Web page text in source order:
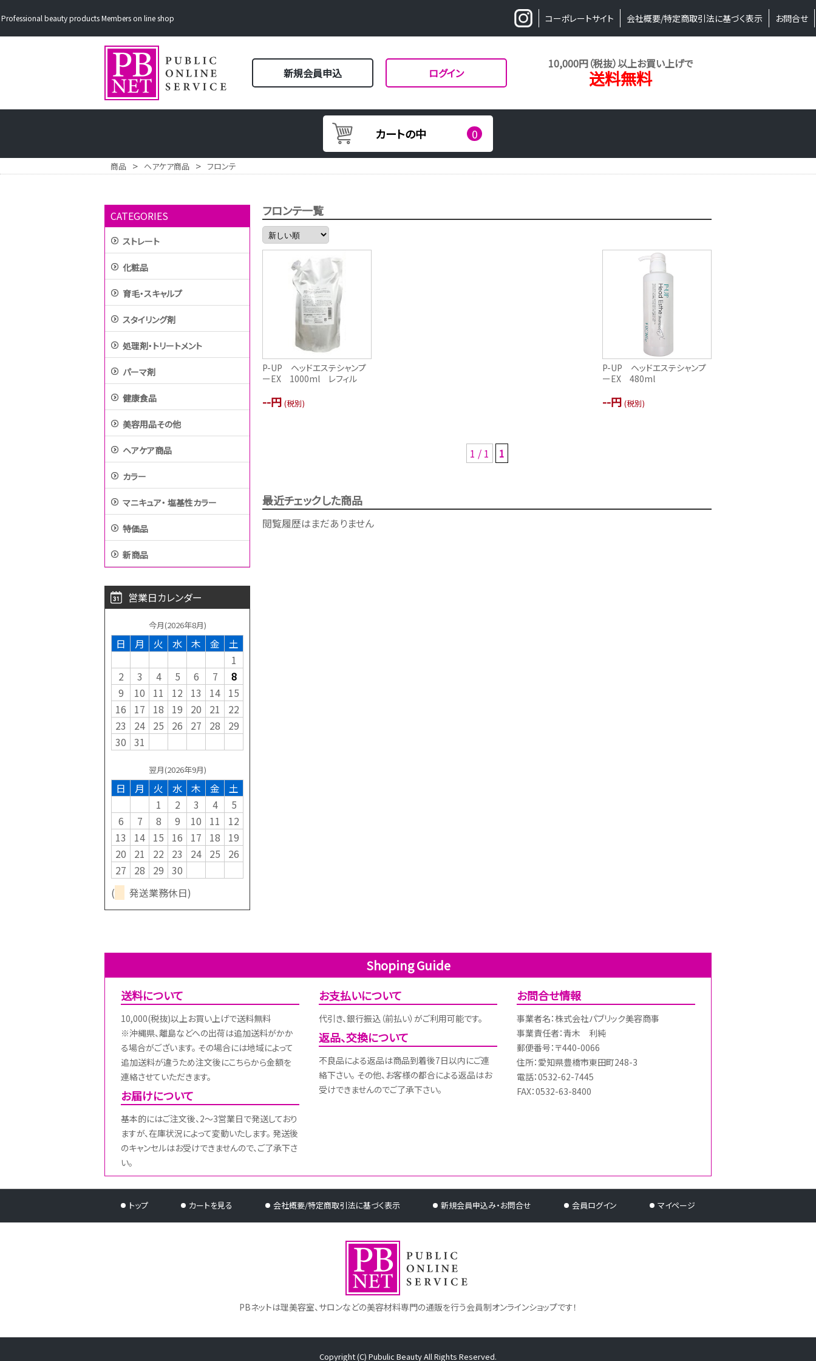
Professional beauty products Members on line shop コーポレートサイト 会社概要/特定商取引法に基づく表示 お問合せ
新規会員申込 ログイン
10,000円（税抜）以上お買い上げで
送料無料
カートの中 0
商品 > ヘアケア商品 > フロンテ
フロンテ一覧
P-UP ヘッドエステシャンプ
ーEX 1000ml レフィル
--円 (税別)
P-UP ヘッドエステシャンプ
ーEX 480ml
--円 (税別)
1 / 1 1
最近チェックした商品
閲覧履歴はまだありません
CATEGORIES
ストレート
化粧品
育毛・スキャルプ
スタイリング剤
処理剤・トリートメント
パーマ剤
健康食品
美容用品その他
ヘアケア商品
カラー
マニキュア・ 塩基性カラー
特価品
新商品
営業日カレンダー
今月(2026年8月)
日 月 火 水 木 金
土
1
2
3 4 5 6 7
8
9
10 11 12 13 14 15
16
17 18 19 20 21
22
23
24 25 26 27 28
29
30 31
翌月(2026年9月)
日 月 火 水 木 金
土
1
2 3 4
5
6
7 8 9 10 11
12
13
14 15 16 17 18
19
20
21 22 23 24 25
26
27
28 29 30
(
発送業務休日)
Shoping Guide
送料について
10,000(税抜)以上お買い上げで送料無料
※沖縄県、離島などへの出荷は追加送料がかか
る場合がございます。 その場合には地域によって
追加送料が違うため注文後にこちらから金額を
連絡させていただきます。
お届けについて
基本的にはご注文後、2～3営業日で発送しており
ますが、在庫状況によって変動いたします。 発送後
のキャンセルはお受けできませんので、ご了承下さ
い。
お支払いについて
代引き、銀行振込（前払い）がご利用可能です。
返品、交換について
不良品による返品は商品到着後7日以内にご連
絡下さい。 その他、お客様の都合による返品はお
受けできませんのでご了承下さい。
お問合せ情報
事業者名：株式会社パブリック美容商事
事業責任者：青木 利純
郵便番号：〒440-0066
住所：愛知県豊橋市東田町248-3
電話：0532-62-7445
FAX：0532-63-8400
トップ カートを見る 会社概要/特定商取引法に基づく表示 新規会員申込み・お問合せ 会員ログイン マイページ
PBネットは理美容室、サロンなどの美容材料専門の通販を行う会員制オンラインショップです！
Copyright (C) Pubulic Beauty All Rights Reserved.